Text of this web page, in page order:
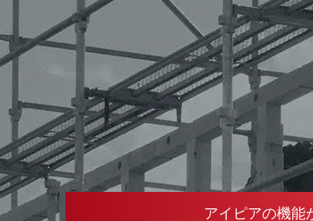
アイピアの機能